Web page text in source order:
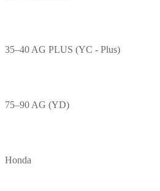
35–40 AG PLUS (YC - Plus)
75–90 AG (YD)
Honda